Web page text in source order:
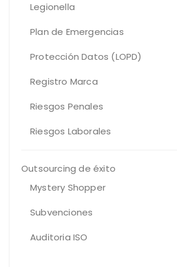
Legionella
Plan de Emergencias
Protección Datos (LOPD)
Registro Marca
Riesgos Penales
Riesgos Laborales
Outsourcing de éxito
Mystery Shopper
Subvenciones
Auditoria ISO